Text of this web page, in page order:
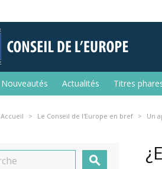
Nouveautés Actualités Titres
Accueil Le Conseil de l'Europe en bref Un
